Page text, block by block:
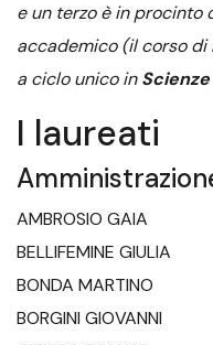
e un terzo è in procinto
accademico (il corso
a ciclo unico in
I laureati
AMBROSIO GAIA
BELLIFEMINE GIULIA
BONDA MARTINO
BORGINI GIOVANNI